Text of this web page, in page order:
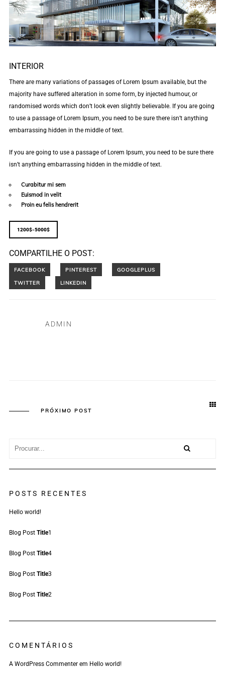
INTERIOR
There are many variations of passages of Lorem Ipsum available, but the
majority have suffered alteration in some form, by injected humour, or
randomised words which don’t look even slightly believable. If you are going
to use a passage of Lorem Ipsum, you need to be sure there isn’t anything
embarrassing hidden in the middle of text.
If you are going to use a passage of Lorem Ipsum, you need to be sure there
isn’t anything embarrassing hidden in the middle of text.
Curabitur mi sem
Euismod in velit
Proin eu felis hendrerit
1200$-5000$
COMPARTILHE O POST:
ADMIN
PRÓXIMO POST
POSTS RECENTES
Hello world!
Blog Post Title1
Blog Post Title4
Blog Post Title3
Blog Post Title2
COMENTÁRIOS
A WordPress Commenterem Hello world!